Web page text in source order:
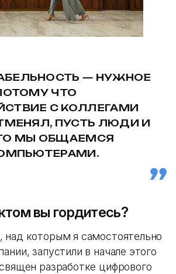
— НУЖНОЕ
ЧТО
С КОЛЛЕГАМИ
ПУСТЬ ЛЮДИ И
МЫ ОБЩАЕМСЯ
вы гордитесь?
над которым я самостоятельно
запустили в начале этого
разработке цифрового